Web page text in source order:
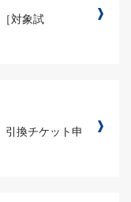
対象試
引換チケット申